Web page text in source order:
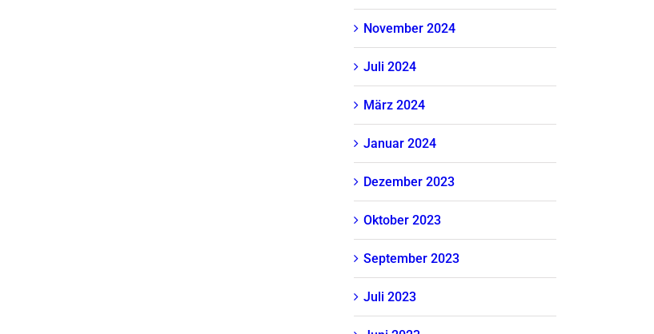
November 2024
Juli 2024
März 2024
Januar 2024
Dezember 2023
Oktober 2023
September 2023
Juli 2023